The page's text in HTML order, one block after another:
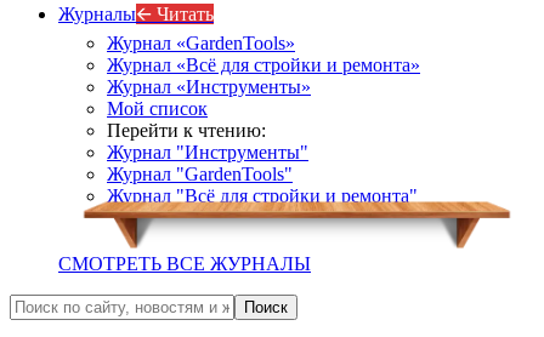
Журналы🡨 Читать
Журнал «GardenTools»
Журнал «Всё для стройки и ремонта»
Журнал «Инструменты»
Мой список
Перейти к чтению:
Журнал "Инструменты"
Журнал "GardenTools"
Журнал "Всё для стройки и ремонта"
СМОТРЕТЬ ВСЕ ЖУРНАЛЫ